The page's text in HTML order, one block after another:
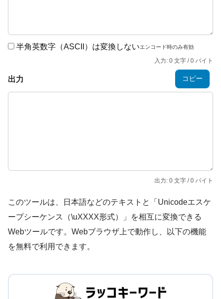
半角英数字（ASCII）は変換しないエンコード時のみ有効
入力: 0 文字 / 0 バイト
出力 コピー
出力: 0 文字 / 0 バイト
このツールは、日本語などのテキストと「Unicodeエスケ
ープシーケンス（\uXXXX形式）」を相互に変換できる
Webツールです。Webブラウザ上で動作し、以下の機能
を無料で利用できます。